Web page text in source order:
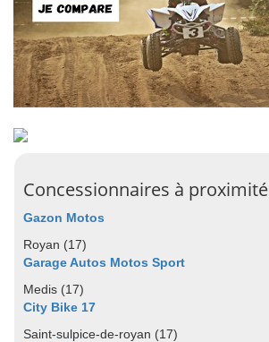
Concessionnaires à proximité
Gazon Motos
Royan (17)
Garage Autos Motos Sport
Medis (17)
City Bike 17
Saint-sulpice-de-royan (17)